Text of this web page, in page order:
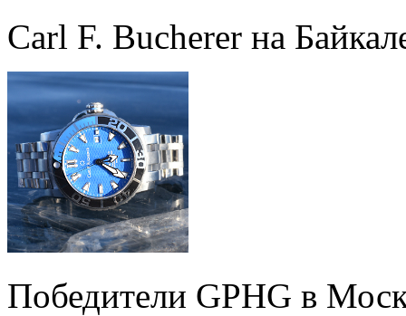
Carl F. Bucherer на
Победители GPHG в